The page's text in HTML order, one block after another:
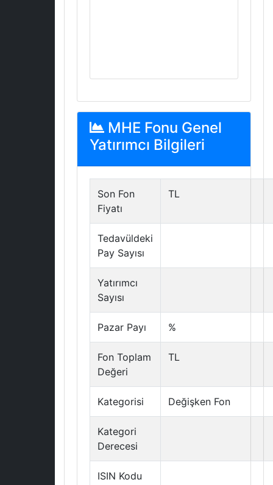
MHE Fonu Genel
Yatırımcı Bilgileri
Son Fon
Fiyatı
TL
Tedavüldeki
Pay Sayısı
Yatırımcı
Sayısı
Pazar Payı %
Fon Toplam
Değeri
TL
Kategorisi Değişken Fon
Kategori
Derecesi
ISIN Kodu